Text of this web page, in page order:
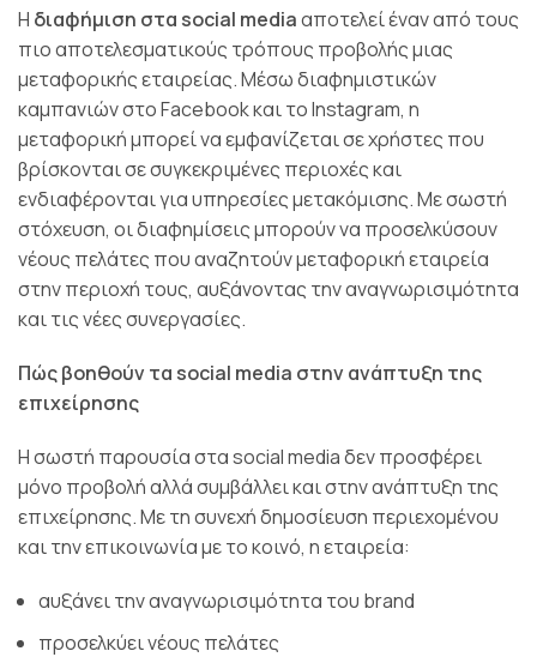
Η διαφήμιση στα social mediaαποτελεί έναν από τους
πιο αποτελεσματικούς τρόπους προβολής μιας
μεταφορικής εταιρείας. Μέσω διαφημιστικών
καμπανιών στο Facebook και το Instagram, η
μεταφορική μπορεί να εμφανίζεται σε χρήστες που
βρίσκονται σε συγκεκριμένες περιοχές και
ενδιαφέρονται για υπηρεσίες μετακόμισης. Με σωστή
στόχευση, οι διαφημίσεις μπορούν να προσελκύσουν
νέους πελάτες πουαναζητούν μεταφορική εταιρεία
στην περιοχή τους, αυξάνοντας την αναγνωρισιμότητα
και τις νέες συνεργασίες.
Πώς βοηθούν τα social media στην ανάπτυξη της
επιχείρησης
Η σωστή παρουσία στα social mediaδεν προσφέρει
μόνο προβολή αλλά συμβάλλει και στην ανάπτυξη της
επιχείρησης. Με τη συνεχή δημοσίευση περιεχομένου
και την επικοινωνία με το κοινό, η εταιρεία:
αυξάνει την αναγνωρισιμότητα του brand
προσελκύει νέους πελάτες